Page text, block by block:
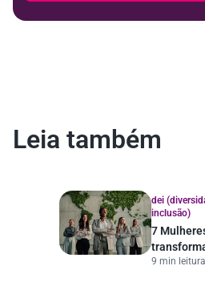
Leia também
dei
inclusão)
7
histórias
9 min leitura